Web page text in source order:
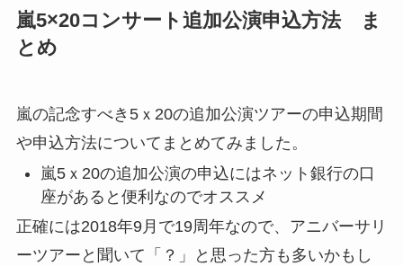
嵐5×20コンサート追加公演申込方法 ま
とめ
嵐の記念すべき5ｘ20の追加公演ツアーの申込期間
や申込方法についてまとめてみました。
嵐5ｘ20の追加公演の申込にはネット銀行の口
座があると便利なのでオススメ
正確には2018年9月で19周年なので、アニバーサリ
ーツアーと聞いて「？」と思った方も多いかもし